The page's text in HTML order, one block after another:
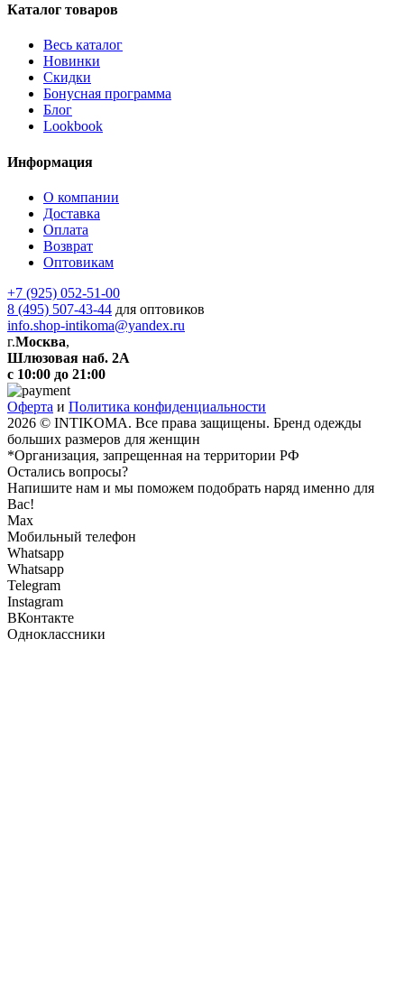
Каталог товаров
Весь каталог
Новинки
Скидки
Бонусная программа
Блог
Lookbook
Информация
О компании
Доставка
Оплата
Возврат
Оптовикам
+7 (925) 052-51-00
8 (495) 507-43-44 для оптовиков
info.shop-intikoma@yandex.ru
г.Москва,
Шлюзовая наб. 2А
с 10:00 до 21:00
Оферта и Политика конфиденциальности
2026 © INTIKOMA. Все права защищены. Бренд одежды
больших размеров для женщин
*Организация, запрещенная на территории РФ
Остались вопросы?
Напишите нам и мы поможем подобрать наряд именно для
Вас!
Max
Мобильный телефон
Whatsapp
Whatsapp
Telegram
Instagram
ВКонтакте
Одноклассники